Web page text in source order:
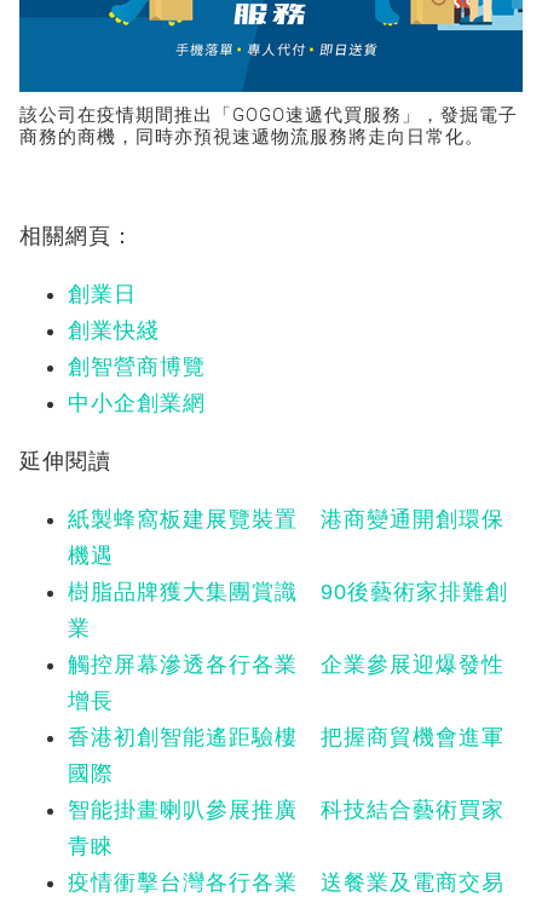
該公司在疫情期間推出「GOGO速遞代買服務」，發掘電子
商務的商機，同時亦預視速遞物流服務將走向日常化。
相關網頁：
創業日
創業快綫
創智營商博覽
中小企創業網
延伸閱讀
紙製蜂窩板建展覽裝置 港商變通開創環保
機遇
樹脂品牌獲大集團賞識 90後藝術家排難創
業
觸控屏幕滲透各行各業 企業參展迎爆發性
增長
香港初創智能遙距驗樓 把握商貿機會進軍
國際
智能掛畫喇叭參展推廣 科技結合藝術買家
青睞
疫情衝擊台灣各行各業 送餐業及電商交易